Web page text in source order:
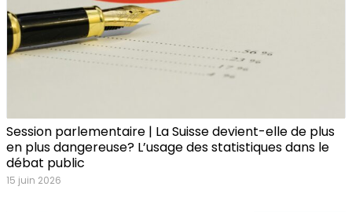
Session parlementaire | La Suisse devient-elle de plus
en plus dangereuse? L’usage des statistiques dans le
débat public
15 juin 2026